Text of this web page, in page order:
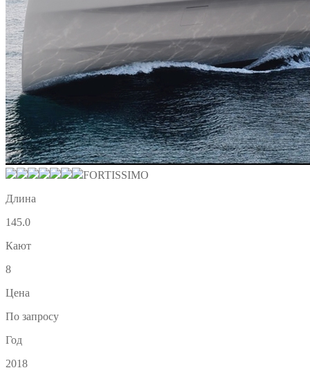
FORTISSIMO
Длина
145.0
Кают
8
Цена
По запросу
Год
2018